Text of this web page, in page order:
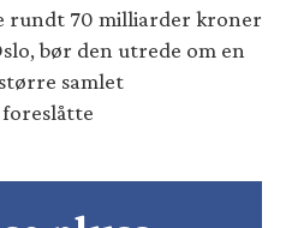
rundt 70 milliarder kroner
bør den utrede om en
samlet